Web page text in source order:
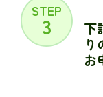
STEP
3
下
お